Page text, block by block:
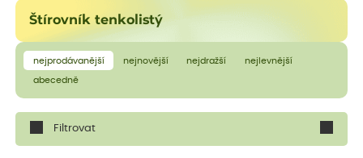
Štírovník tenkolistý
nejprodávanější nejnovější nejdražší nejlevnější
abecedně
Filtrovat